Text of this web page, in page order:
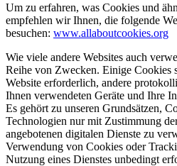
Um zu erfahren, was Cookies und
empfehlen wir Ihnen, die folgende
besuchen: www.allaboutcookies.org
Wie viele andere Websites auch
Reihe von Zwecken. Einige Cookies
Website erforderlich, andere
Ihnen verwendeten Geräte und Ihre
Es gehört zu unseren Grundsätzen,
Technologien nur mit Zustimmung
angebotenen digitalen Dienste zu
Verwendung von Cookies oder
Nutzung eines Dienstes unbedingt